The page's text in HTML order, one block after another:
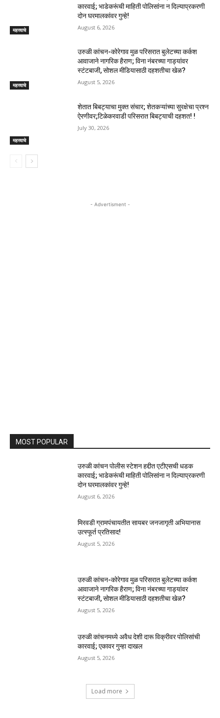
महत्त्वाचे
कारवाई; भाडेकरूंची माहिती पोलिसांना न दिल्याप्रकरणी
दोन घरमालकांवर गुन्हे!
August 6, 2026
महत्त्वाचे
उरुळी कांचन-कोरेगाव मुळ परिसरात बुलेटच्या कर्कश
आवाजाने नागरिक हैराण; विना नंबरच्या गाड्यांवर
स्टंटबाजी, सोशल मीडियासाठी दहशतीचा खेळ?
August 5, 2026
महत्त्वाचे
शेतात बिबट्याचा मुक्त संचार; शेतकऱ्यांच्या सुरक्षेचा प्रश्न
ऐरणीवर;टिळेकरवाडी परिसरात बिबट्याची दहशत! !
July 30, 2026
- Advertisment -
MOST POPULAR
उरुळी कांचन पोलीस स्टेशन हद्दीत एटीएसची धडक
कारवाई; भाडेकरूंची माहिती पोलिसांना न दिल्याप्रकरणी
दोन घरमालकांवर गुन्हे!
August 6, 2026
मिरवडी ग्रामपंचायतीत सायबर जनजागृती अभियानास
उत्स्फूर्त प्रतिसाद!
August 5, 2026
उरुळी कांचन-कोरेगाव मुळ परिसरात बुलेटच्या कर्कश
आवाजाने नागरिक हैराण; विना नंबरच्या गाड्यांवर
स्टंटबाजी, सोशल मीडियासाठी दहशतीचा खेळ?
August 5, 2026
उरुळी कांचनमध्ये अवैध देशी दारू विक्रीवर पोलिसांची
कारवाई; एकावर गुन्हा दाखल
August 5, 2026
Load more